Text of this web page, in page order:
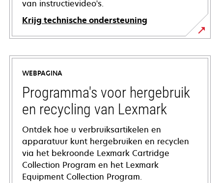
van instructievideo's.
Krijg technische ondersteuning
opens
in
new
tab
WEBPAGINA
Programma's voor hergebruik
en recycling van Lexmark
Ontdek hoe u verbruiksartikelen en
apparatuur kunt hergebruiken en recyclen
via het bekroonde Lexmark Cartridge
Collection Program en het Lexmark
Equipment Collection Program.